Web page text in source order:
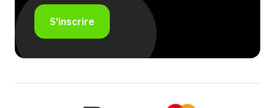
S'inscrire